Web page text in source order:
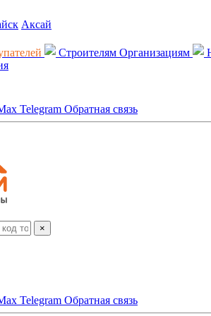
Аксай
Строителям Организациям
Telegram Обратная связь
×
Telegram Обратная связь